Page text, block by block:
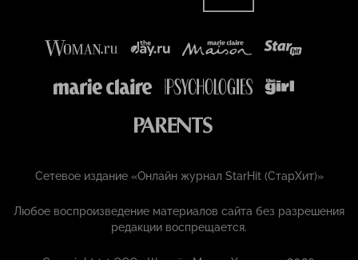
Сетевое издание «Онлайн журнал StarHit (СтарХит)»
Любое воспроизведение материалов сайта без разрешения
редакции воспрещается.